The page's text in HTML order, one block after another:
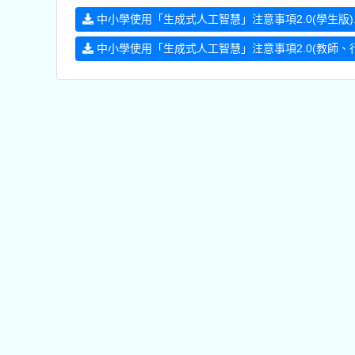
中小學使用「生成式人工智慧」注意事項2.0(學生版
中小學使用「生成式人工智慧」注意事項2.0(教師、